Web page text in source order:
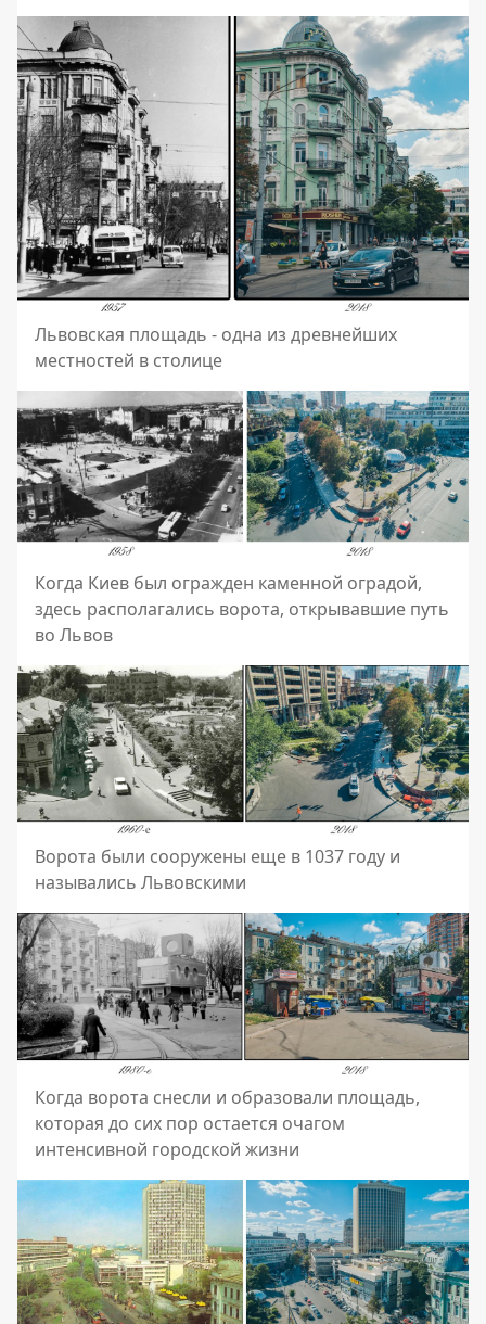
Львовская площадь - одна из древнейших
местностей в столице
Когда Киев был огражден каменной оградой,
здесь располагались ворота, открывавшие путь
во Львов
Ворота были сооружены еще в 1037 году и
назывались Львовскими
Когда ворота снесли и образовали площадь,
которая до сих пор остается очагом
интенсивной городской жизни